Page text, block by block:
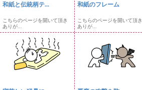
和紙と伝統柄テ...
こちらのページを開いて頂き
ありが...
和紙のフレーム
こちらのページを開いて頂き
ありが...